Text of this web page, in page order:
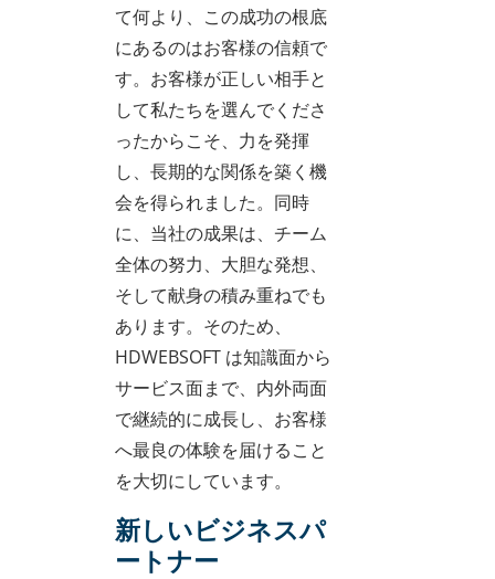
て何より、この成功の根底
にあるのはお客様の信頼で
す。お客様が正しい相手と
して私たちを選んでくださ
ったからこそ、力を発揮
し、長期的な関係を築く機
会を得られました。同時
に、当社の成果は、チーム
全体の努力、大胆な発想、
そして献身の積み重ねでも
あります。そのため、
HDWEBSOFT は知識面から
サービス面まで、内外両面
で継続的に成長し、お客様
へ最良の体験を届けること
を大切にしています。
新しいビジネスパ
ートナー